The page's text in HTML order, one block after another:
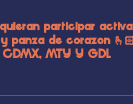
participar
panza de corazon
MTY Y GDL